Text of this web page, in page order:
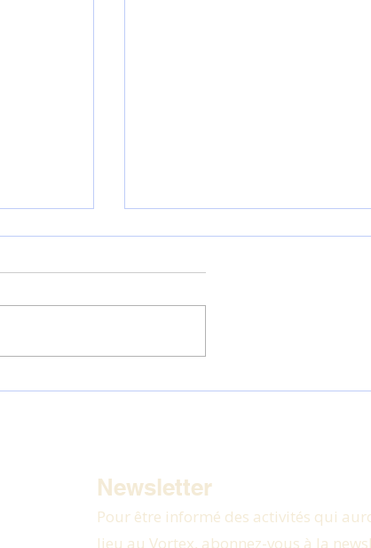
Newsletter
Pour être informé des activités qui
lieu au Vortex, abonnez-vous à la